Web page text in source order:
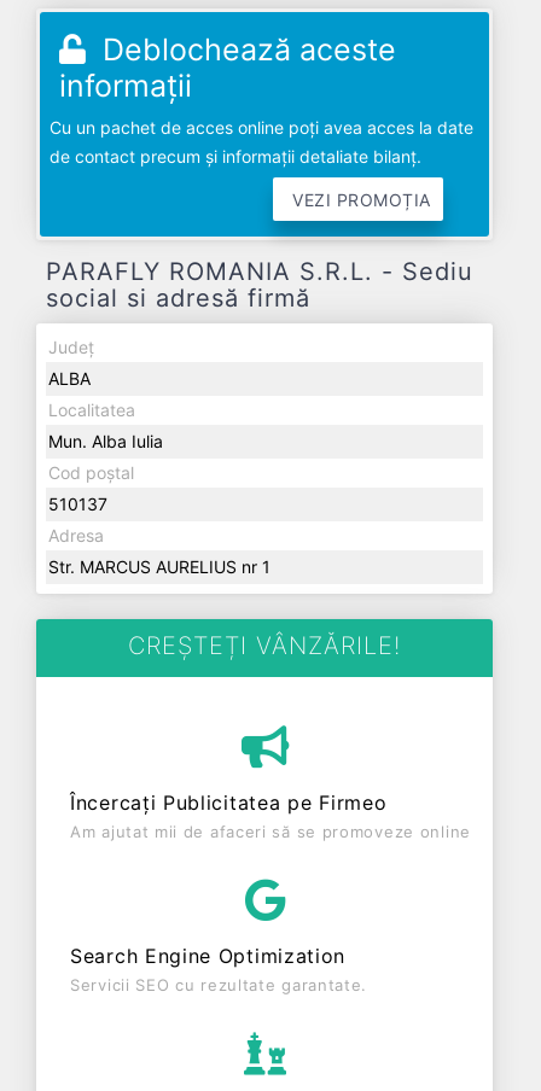
Deblochează aceste
informații
Cu un pachet de acces online poți avea acces la date
de contact precum și informații detaliate bilanț.
VEZI PROMOȚIA
PARAFLY ROMANIA S.R.L. - Sediu
social si adresă firmă
Județ
ALBA
Localitatea
Mun. Alba Iulia
Cod poștal
510137
Adresa
Str. MARCUS AURELIUS nr 1
CREȘTEȚI VÂNZĂRILE!
Încercați Publicitatea pe Firmeo
Am ajutat mii de afaceri să se promoveze online
Search Engine Optimization
Servicii SEO cu rezultate garantate.